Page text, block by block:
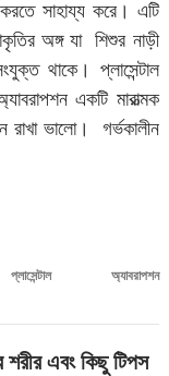
সাহায্য করে। এটি
অঙ্গ যা শিশুর নাড়ী
থাকে। প্লাসেন্টাল
একটি মারাত্মক
রাখা ভালো। গর্ভকালীন
প্লাসেন্টাল অ্যাবরাপশন
শরীর এবং কিছু টিপস